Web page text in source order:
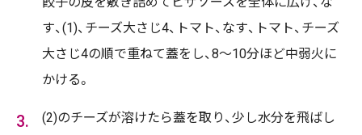
す、(1)、チーズ大さじ4、トマト、なす、トマト、チーズ
大さじ4の順で重ねて蓋をし、8〜10分ほど中弱火に
かける。
(2)のチーズが溶けたら蓋を取り、少し水分を飛ばし